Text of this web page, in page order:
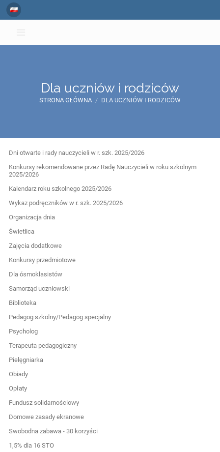
Dla uczniów i rodziców
STRONA GŁÓWNA / DLA UCZNIÓW I RODZICÓW
Dla
uczniów
i
rodziców
Dni otwarte i rady nauczycieli w r. szk. 2025/2026
Konkursy rekomendowane przez Radę Nauczycieli w roku szkolnym
2025/2026
Kalendarz roku szkolnego 2025/2026
Wykaz podręczników w r. szk. 2025/2026
Organizacja dnia
Świetlica
Zajęcia dodatkowe
Konkursy przedmiotowe
Dla ósmoklasistów
Samorząd uczniowski
Biblioteka
Pedagog szkolny/Pedagog specjalny
Psycholog
Terapeuta pedagogiczny
Pielęgniarka
Obiady
Opłaty
Fundusz solidarnościowy
Domowe zasady ekranowe
Swobodna zabawa - 30 korzyści
1,5% dla 16 STO